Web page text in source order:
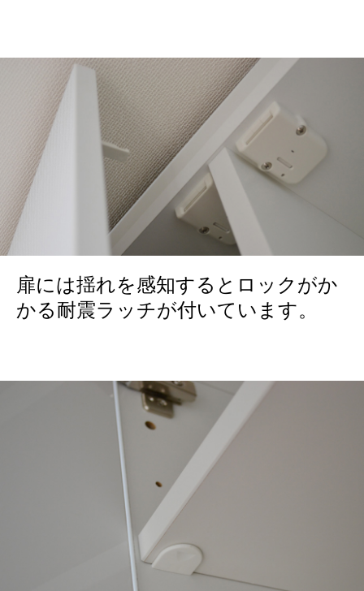
扉には揺れを感知するとロックがか
かる耐震ラッチが付いています。